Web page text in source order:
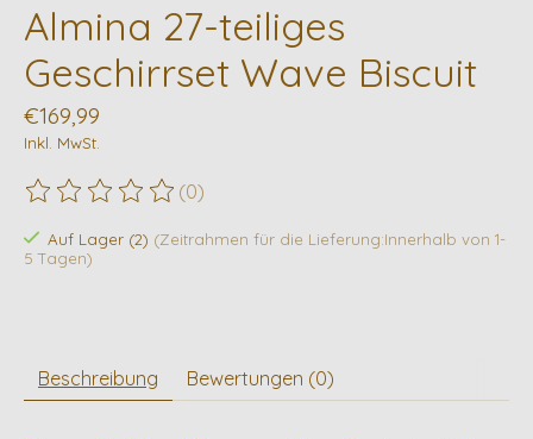
Almina 27-teiliges
Geschirrset Wave Biscuit
€169,99
Inkl. MwSt.
Die Bewertung dieses Produkts ist
(0)
Auf Lager (2) (Zeitrahmen für die Lieferung:Innerhalb von 1-
5 Tagen)
Beschreibung Bewertungen (0)